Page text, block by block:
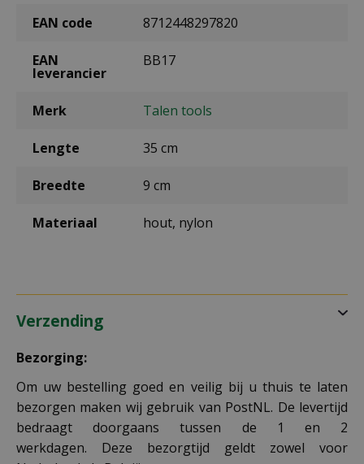
EAN code 8712448297820
EAN
leverancier
BB17
Merk Talen tools
Lengte 35 cm
Breedte 9 cm
Materiaal hout, nylon
Verzending
Bezorging:
Om uw bestelling goed en veilig bij u thuis te laten
bezorgen maken wij gebruik van PostNL. De levertijd
bedraagt doorgaans tussen de 1 en 2
werkdagen. Deze bezorgtijd geldt zowel voor